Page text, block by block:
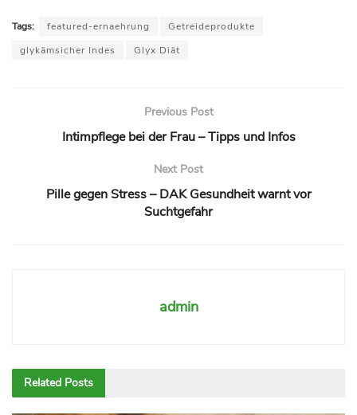
Tags: featured-ernaehrung
Getreideprodukte
glykämsicher Indes
Glyx Diät
Previous Post
Intimpflege bei der Frau – Tipps und Infos
Next Post
Pille gegen Stress – DAK Gesundheit warnt vor
Suchtgefahr
admin
Related Posts